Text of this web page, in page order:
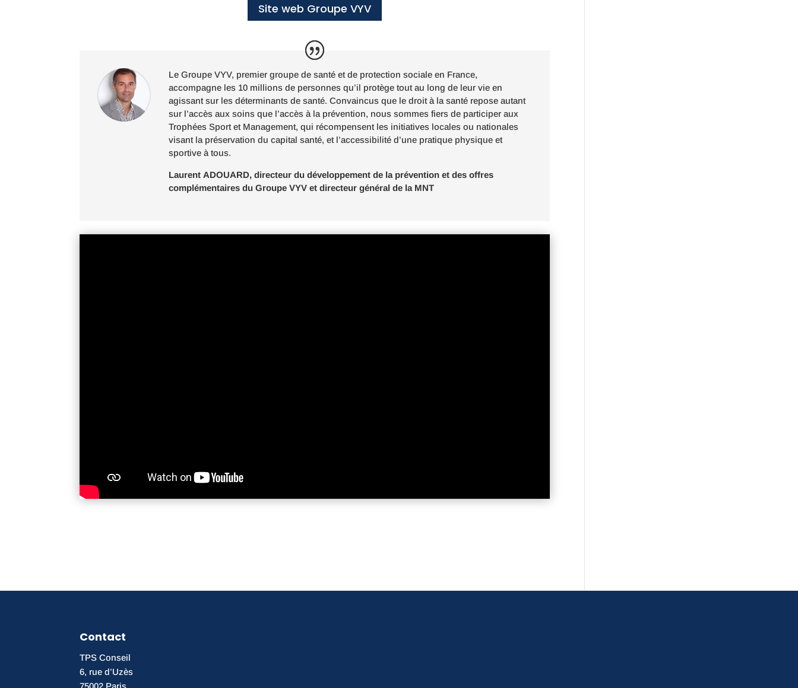
Site web Groupe VYV
Le Groupe VYV, premier groupe de santé et de protection sociale en France,
accompagne les 10 millions de personnes qu’il protège tout au long de leur vie en
agissant sur les déterminants de santé. Convaincus que le droit à la santé repose autant
sur l’accès aux soins que l’accès à la prévention, nous sommes fiers de participer aux
Trophées Sport et Management, qui récompensent les initiatives locales ou nationales
visant la préservation du capital santé, et l’accessibilité d’une pratique physique et
sportive à tous.
Laurent ADOUARD, directeur du développement de la prévention et des offres
complémentaires du Groupe VYV et directeur général de la MNT
Contact
TPS Conseil
6, rue d’Uzès